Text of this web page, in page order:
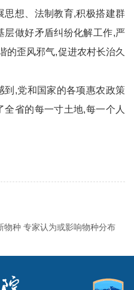
思想、法制教育,积极搭建群
层做好矛盾纠纷化解工作,严
的歪风邪气,促进农村长治久
,党和国家的各项惠农政策
省的每一寸土地,每一个人
物种 专家认为或影响物种分布